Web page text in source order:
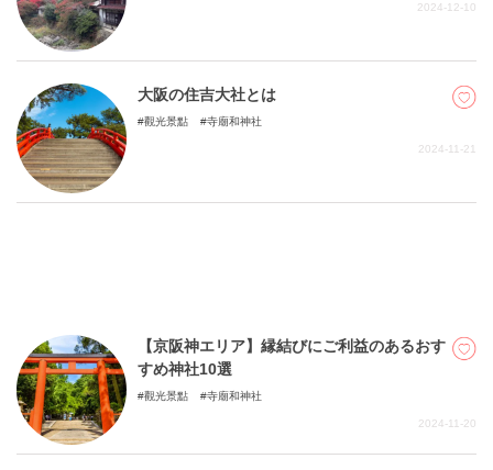
2024-12-10
大阪の住吉大社とは
觀光景點 寺廟和神社
2024-11-21
【京阪神エリア】縁結びにご利益のあるおす
すめ神社10選
觀光景點 寺廟和神社
2024-11-20